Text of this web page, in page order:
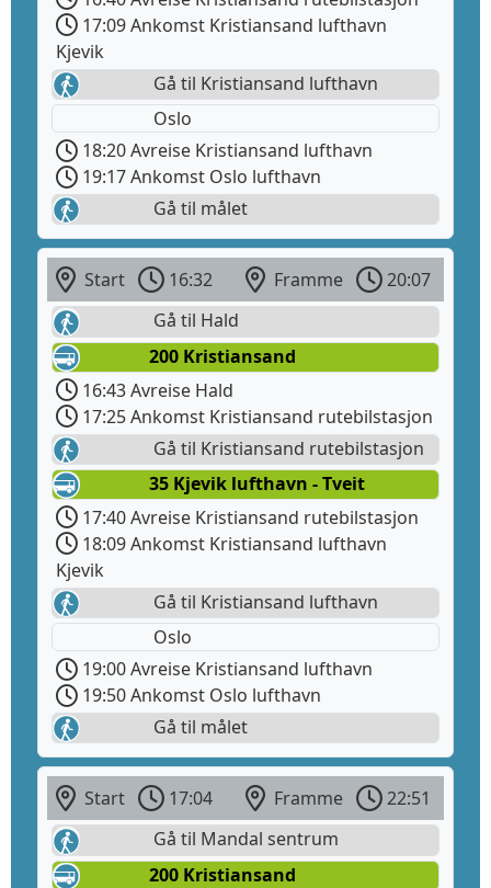
17:09 Ankomst Kristiansand lufthavn
Kjevik
Gå til Kristiansand lufthavn
Oslo
18:20 Avreise Kristiansand lufthavn
19:17 Ankomst Oslo lufthavn
Gå til målet
Start 16:32 Framme
20:07
Gå til Hald
200 Kristiansand
16:43 Avreise Hald
17:25 Ankomst Kristiansand rutebilstasjon
Gå til Kristiansand rutebilstasjon
35 Kjevik lufthavn - Tveit
17:40 Avreise Kristiansand rutebilstasjon
18:09 Ankomst Kristiansand lufthavn
Kjevik
Gå til Kristiansand lufthavn
Oslo
19:00 Avreise Kristiansand lufthavn
19:50 Ankomst Oslo lufthavn
Gå til målet
Start 17:04 Framme
22:51
Gå til Mandal sentrum
200 Kristiansand